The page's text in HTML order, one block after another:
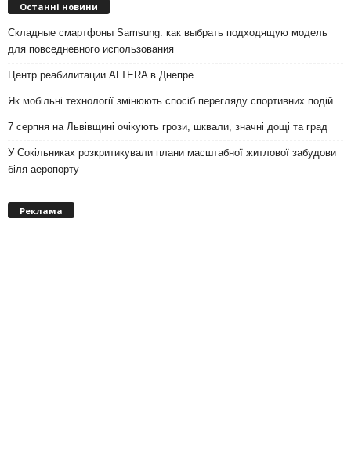
Останні новини
Складные смартфоны Samsung: как выбрать подходящую модель
для повседневного использования
Центр реабилитации ALTERA в Днепре
Як мобільні технології змінюють спосіб перегляду спортивних подій
7 серпня на Львівщині очікують грози, шквали, значні дощі та град
У Сокільниках розкритикували плани масштабної житлової забудови
біля аеропорту
Реклама